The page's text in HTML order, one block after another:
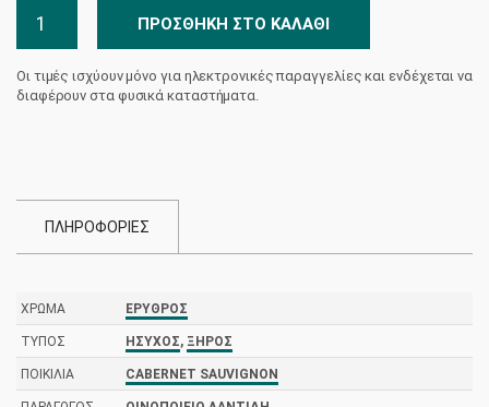
Χρυσάμπελο
1,5L
-
ΠΡΟΣΘΉΚΗ ΣΤΟ ΚΑΛΆΘΙ
Οι τιμές ισχύουν μόνο για ηλεκτρονικές παραγγελίες και ενδέχεται να
διαφέρουν στα φυσικά καταστήματα.
ΠΛΗΡΟΦΟΡΙΕΣ
ΧΡΏΜΑ ΕΡΥΘΡΌΣ
ΤΎΠΟΣ ΉΣΥΧΟΣ, ΞΗΡΌΣ
ΠΟΙΚΙΛΊΑ CABERNET SAUVIGNON